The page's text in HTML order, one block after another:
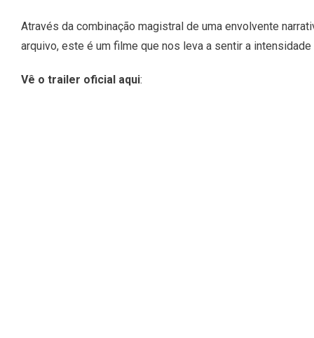
Através da combinação magistral de uma envolvente
arquivo, este é um filme que nos leva a sentir a
Vê o trailer oficial aqui: